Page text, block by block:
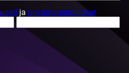
ja privaatsuspoliitikat